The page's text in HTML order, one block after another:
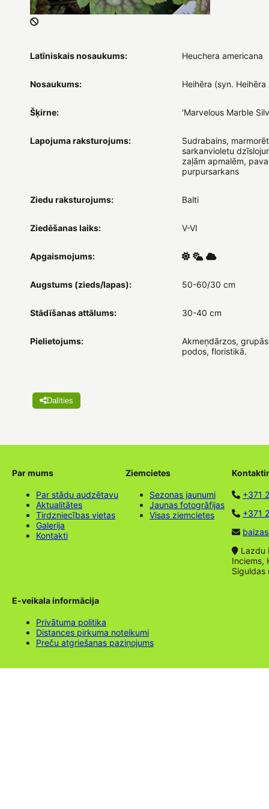
Latīniskais nosaukums: Heuchera americana
Nosaukums: Heihēra (syn. Heihēra
Šķirne: 'Marvelous Marble
Lapojuma raksturojums:
Sudrabains,
sarkanvioletu
zaļām apmalēm,
purpursarkans
Ziedu raksturojums: Balti
Ziedēšanas laiks: V-VI
Apgaismojums:
Augstums (zieds/lapas): 50-60/30 cm
Stādīšanas attālums: 30-40 cm
Pielietojums:
Akmeņdārzos,
podos, floristikā.
Dalīties
Par mums
Par stādu audzētavu
Aktualitātes
Tirdzniecības vietas
Galerija
Kontakti
Ziemcietes
Sezonas jaunumi
Jaunas fotogrāfijas
Visas ziemcietes
+371
+371
Lazdu
Inciems,
Siguldas
E-veikala informācija
Privātuma politika
Distances pirkuma noteikumi
Preču atgriešanas paziņojums